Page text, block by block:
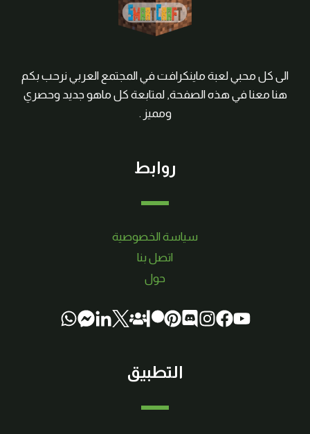
الى كل محبي لعبة ماينكرافت في المجتمع العربي نرحب بكم
هنا معنا في هذه الصفحة, لمتابعة كل ماهو جديد وحصري
ومميز .
روابط
سياسة الخصوصية
اتصل بنا
حول
التطبيق